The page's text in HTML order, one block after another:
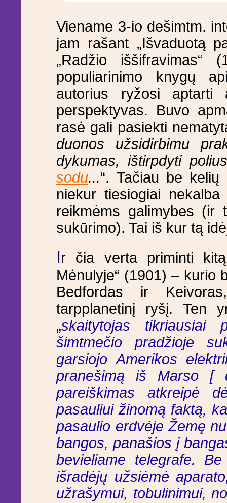
Viename 3-io dešimtm.
jam rašant „Išvaduotą
„Radžio iššifravimas“
populiarinimo knygų
autorius ryžosi aptarti
perspektyvas. Buvo
rasė gali pasiekti
duonos užsidirbimu
dykumas, ištirpdyti
sodu...“. Tačiau be
niekur tiesiogiai
reikmėms galimybes (ir
sukūrimo). Tai iš kur tą
Ir čia verta priminti
Mėnulyje“ (1901) – kurio
Bedfordas ir
tarpplanetinį ryšį. Ten
„skaitytojas tikriausiai
šimtmečio pradžioje
garsiojo Amerikos
pranešimą iš Marso
pareiškimas atkreipė
pasauliui žinomą faktą,
pasaulio erdvėje Žemę
bangos, panašios į
bevieliame telegrafe.
išradėjų užsiėmė
užrašymui, tobulinimui,